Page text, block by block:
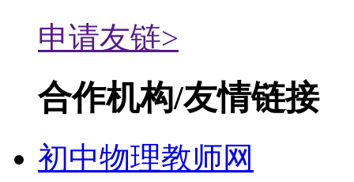
申请友链>
合作机构/友情链接
初中物理教师网